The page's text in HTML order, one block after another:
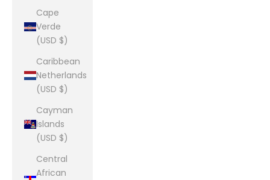
Cape
Verde
(USD $)
Caribbean
Netherlands
(USD $)
Cayman
Islands
(USD $)
Central
African